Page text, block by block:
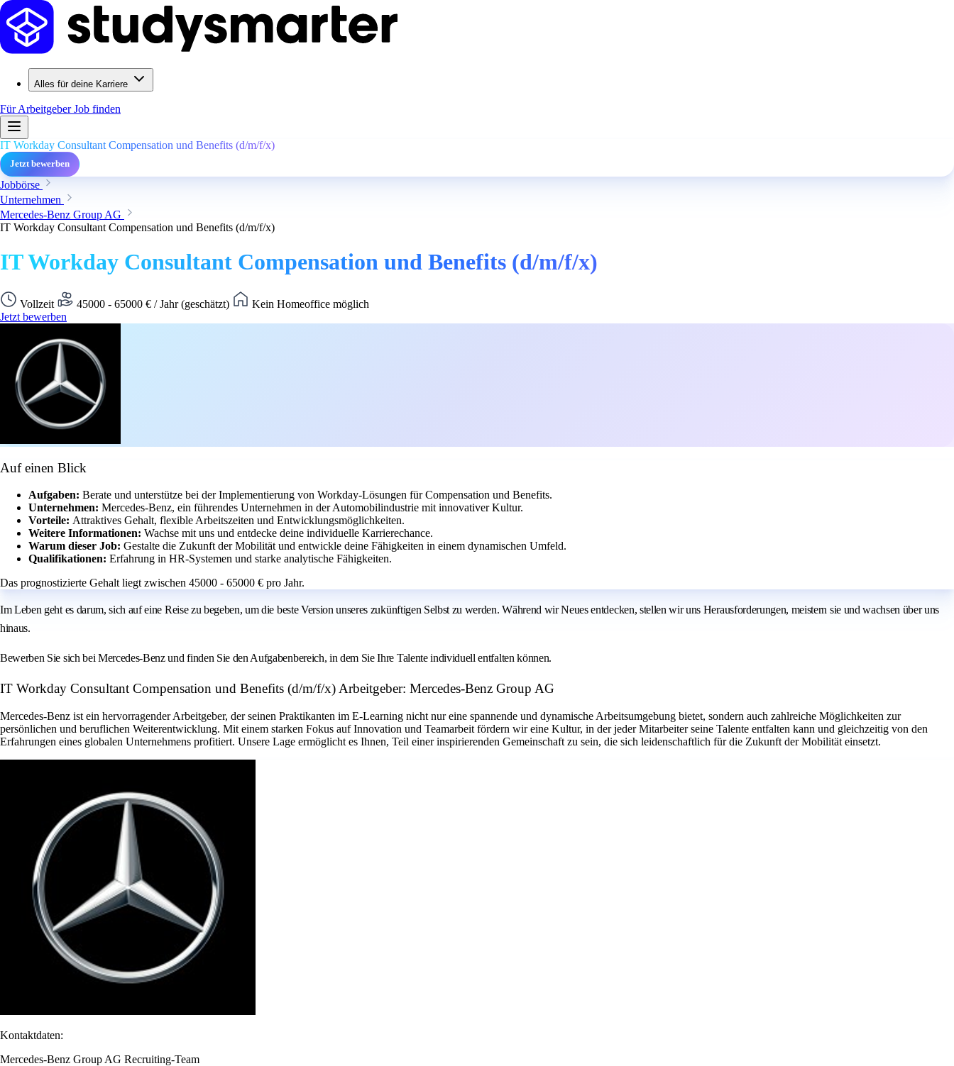
Alles für deine Karriere
Für ArbeitgeberJob finden
IT Workday Consultant Compensation und Benefits (d/m/f/x)
Jetzt bewerben
Jobbörse
Unternehmen
Mercedes-Benz Group AG
IT Workday Consultant Compensation und Benefits (d/m/f/x)
IT Workday Consultant Compensation und Benefits (d/m/f/x)
Vollzeit 45000 - 65000 € / Jahr (geschätzt)
Kein Homeoffice möglich
Jetzt bewerben
Auf einen Blick
Aufgaben: Berate und unterstütze bei der Implementierung von Workday-Lösungen für Compensation und Benefits.
Unternehmen: Mercedes-Benz, ein führendes Unternehmen in der Automobilindustrie mit innovativer Kultur.
Vorteile: Attraktives Gehalt, flexible Arbeitszeiten und Entwicklungsmöglichkeiten.
Weitere Informationen: Wachse mit uns und entdecke deine individuelle Karrierechance.
Warum dieser Job: Gestalte die Zukunft der Mobilität und entwickle deine Fähigkeiten in einem dynamischen Umfeld.
Qualifikationen: Erfahrung in HR-Systemen und starke analytische Fähigkeiten.
Das prognostizierte Gehalt liegt zwischen 45000 - 65000 € pro Jahr.
Im Leben geht es darum, sich auf eine Reise zu begeben, um die beste Version unseres zukünftigen Selbst zu werden. Während wir Neues entdecken, stellen wir uns Herausforderungen, meistern sie und wachsen über uns
hinaus.
Bewerben Sie sich bei Mercedes-Benz und finden Sie den Aufgabenbereich, in dem Sie Ihre Talente individuell entfalten können.
IT Workday Consultant Compensation und Benefits (d/m/f/x) Arbeitgeber: Mercedes-Benz Group AG
Mercedes-Benz ist ein hervorragender Arbeitgeber, der seinen Praktikanten im E-Learning nicht nur eine spannende und dynamische Arbeitsumgebung bietet, sondern auch zahlreiche Möglichkeiten zur
persönlichen und beruflichen Weiterentwicklung. Mit einem starken Fokus auf Innovation und Teamarbeit fördern wir eine Kultur, in der jeder Mitarbeiter seine Talente entfalten kann und gleichzeitig von den
Erfahrungen eines globalen Unternehmens profitiert. Unsere Lage ermöglicht es Ihnen, Teil einer inspirierenden Gemeinschaft zu sein, die sich leidenschaftlich für die Zukunft der Mobilität einsetzt.
Kontaktdaten:
Mercedes-Benz Group AG Recruiting-Team